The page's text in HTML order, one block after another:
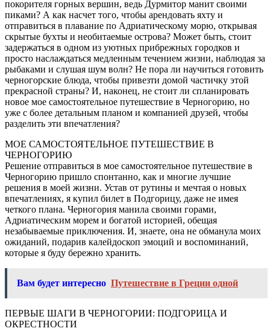
покорителя горных вершин, ведь Дурмитор манит своими
пиками? А как насчет того, чтобы арендовать яхту и
отправиться в плавание по Адриатическому морю, открывая
скрытые бухты и необитаемые острова? Может быть, стоит
задержаться в одном из уютных прибрежных городков и
просто наслаждаться медленным течением жизни, наблюдая за
рыбаками и слушая шум волн? Не пора ли научиться готовить
черногорские блюда, чтобы привезти домой частичку этой
прекрасной страны? И, наконец, не стоит ли спланировать
новое мое самостоятельное путешествие в Черногорию, но
уже с более детальным планом и компанией друзей, чтобы
разделить эти впечатления?
МОЕ САМОСТОЯТЕЛЬНОЕ ПУТЕШЕСТВИЕ В
ЧЕРНОГОРИЮ
Решение отправиться в мое самостоятельное путешествие в
Черногорию пришло спонтанно, как и многие лучшие
решения в моей жизни. Устав от рутины и мечтая о новых
впечатлениях, я купил билет в Подгорицу, даже не имея
четкого плана. Черногория манила своими горами,
Адриатическим морем и богатой историей, обещая
незабываемые приключения. И, знаете, она не обманула моих
ожиданий, подарив калейдоскоп эмоций и воспоминаний,
которые я буду бережно хранить.
Вам будет интересно Путешествие в Греции одной
ПЕРВЫЕ ШАГИ В ЧЕРНОГОРИИ: ПОДГОРИЦА И
ОКРЕСТНОСТИ